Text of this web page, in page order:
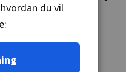
du vil